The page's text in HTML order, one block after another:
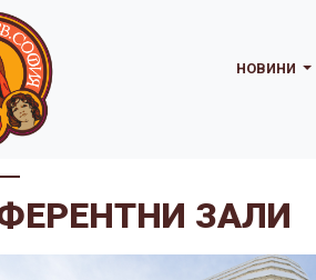
НОВИНИ
ЗАЛИ